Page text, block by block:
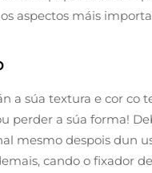
aspectos máis
a súa textura e cor co
perder a súa forma!
mesmo despois dun
cando o fixador